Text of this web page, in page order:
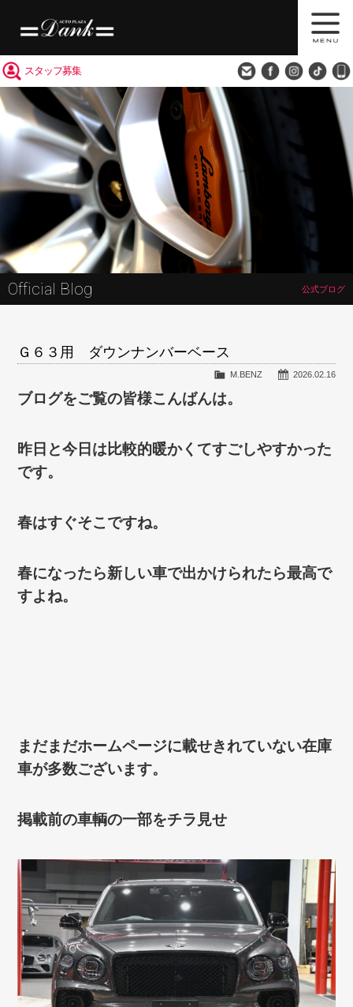
スタッフ募集
Official Blog 公式ブログ
Ｇ６３用 ダウンナンバーベース
2026.02.16
M.BENZ
ブログをご覧の皆様こんばんは。
昨日と今日は比較的暖かくてすごしやすかった
です。
春はすぐそこですね。
春になったら新しい車で出かけられたら最高で
すよね。
まだまだホームページに載せきれていない在庫
車が多数ございます。
掲載前の車輌の一部をチラ見せ